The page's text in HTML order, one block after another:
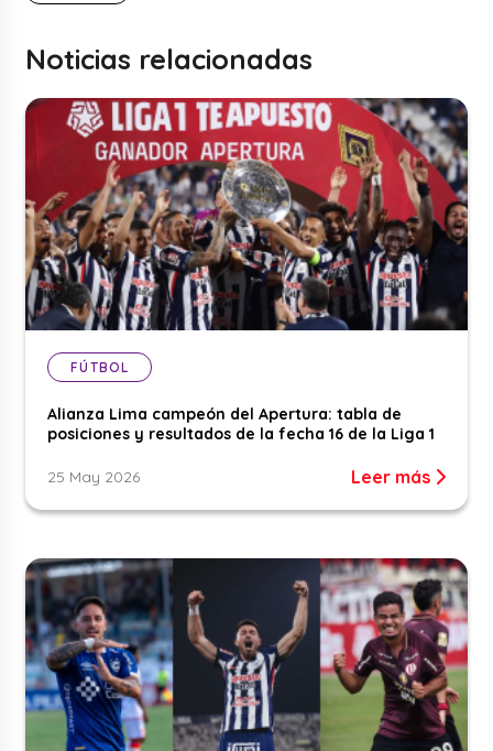
Noticias relacionadas
FÚTBOL
Alianza Lima campeón del Apertura: tabla de
posiciones y resultados de la fecha 16 de la Liga 1
25 May 2026 Leer más